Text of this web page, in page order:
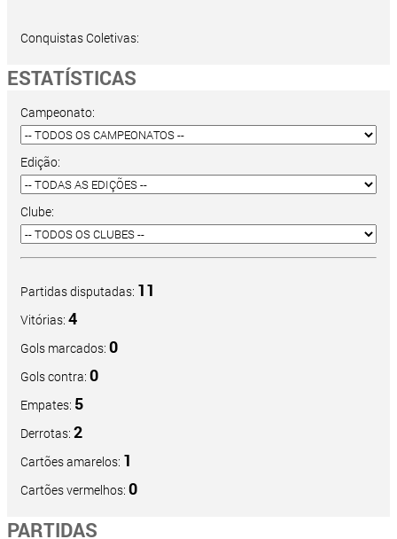
Conquistas Coletivas:
ESTATÍSTICAS
Campeonato:
Edição:
Clube:
Partidas disputadas: 11
Vitórias: 4
Gols marcados: 0
Gols contra: 0
Empates: 5
Derrotas: 2
Cartões amarelos: 1
Cartões vermelhos: 0
PARTIDAS